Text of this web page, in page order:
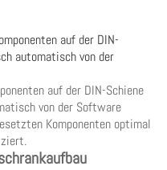
auf der DIN-Schiene
von der Software
Komponenten optimal